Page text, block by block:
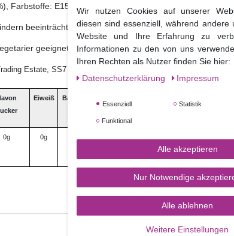
Farbstoffe: E155, E133, E102.
beeinträchtigen.
geeignet.
Estate, SS7 4PS Benfleet Essex, UK
Eiweiß Ballaststoffe
0g 0g
Wir nutzen Cookies auf unserer
diesen sind essenziell, während andere
Website und Ihre Erfahrung zu
Informationen zu den von uns
Ihren Rechten als Nutzer finden Sie hier:
Daten­schutz­erklärung
Impressum
Essenziell Statistik
Funktional
Alle akzeptieren
Nur Notwendige
Alle ablehnen
Weitere Einstellungen